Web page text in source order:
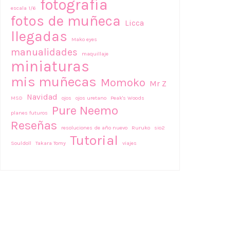
escala 1/6 fotografía
fotos de muñeca Licca
llegadas Mako eyes
manualidades maquillaje
miniaturas
mis muñecas Momoko Mr Z
MSD Navidad ojos ojos uretano Peak's Woods
planes futuros
Pure Neemo
Reseñas
resoluciones de año nuevo Ruruko sio2
Souldoll Takara Tomy Tutorial viajes